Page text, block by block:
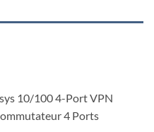
10/100 4-Port VPN
4 Ports